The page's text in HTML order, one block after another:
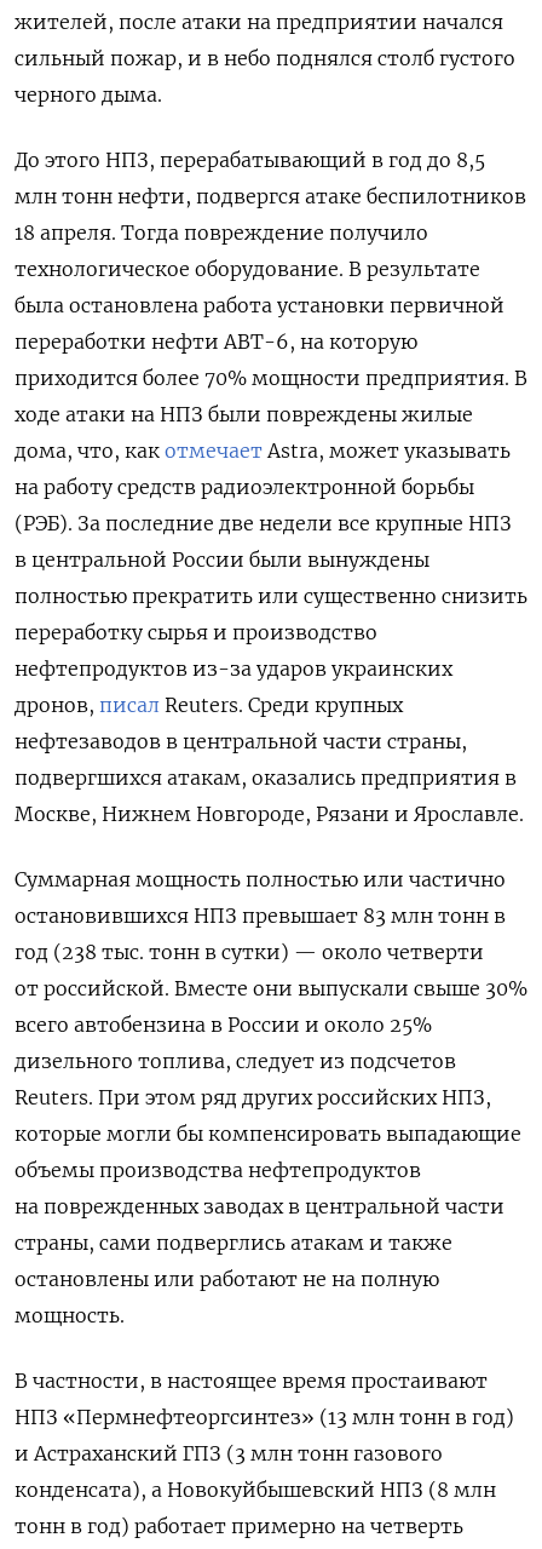
жителей, после атаки на предприятии начался
сильный пожар, и в небо поднялся столб густого
черного дыма.
До этого НПЗ, перерабатывающий в год до 8,5
млн тонн нефти, подвергся атаке беспилотников
18 апреля. Тогда повреждение получило
технологическое оборудование. В результате
была остановлена работа установки первичной
переработки нефти АВТ-6, на которую
приходится более 70% мощности предприятия. В
ходе атаки на НПЗ были повреждены жилые
дома, что, как отмечаетAstra, может указывать
на работу средств радиоэлектронной борьбы
(РЭБ). За последние две недели все крупные НПЗ
в центральной России были вынуждены
полностью прекратить или существенно снизить
переработку сырья и производство
нефтепродуктов из-за ударов украинских
дронов, писал Reuters. Среди крупных
нефтезаводов в центральной части страны,
подвергшихся атакам, оказались предприятия в
Москве, Нижнем Новгороде, Рязани и Ярославле.
Суммарная мощность полностью или частично
остановившихся НПЗ превышает 83 млн тонн ​в
год (238 тыс. тонн в ​сутки) — около четверти
от ‌российской. Вместе они выпускали свыше 30%
всего автобензина в России и около 25%
дизельного топлива, следует из подсчетов
Reuters. При этом ряд других российских НПЗ,
которые могли бы компенсировать выпадающие
объемы производства нефтепродуктов
на поврежденных заводах в центральной ‌части
страны, сами подверглись атакам и также
остановлены или работают не на полную
‌мощность.
В частности, в настоящее время простаивают
НПЗ «Пермнефтеоргсинтез» (13 млн тонн в год)
и Астраханский ГПЗ (3 млн тонн ​газового
конденсата), а Новокуйбышевский НПЗ (8 млн
тонн в год) работает примерно на ‌четверть